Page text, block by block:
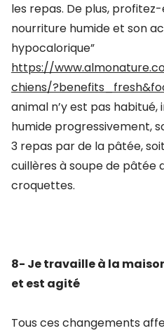
les repas. De plus,
nourriture humide et son
hypocalorique”
https://
chiens/
animal n’y est pas
humide progressivement,
3 repas par de la pâtée,
cuillères à soupe de pâtée
croquettes.
8- Je travaille à la
et est agité
Tous ces changements